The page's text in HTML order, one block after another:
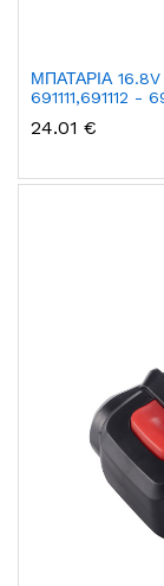
ΜΠΑΤΑΡΙΑ
691111,691112 -
24.01 €